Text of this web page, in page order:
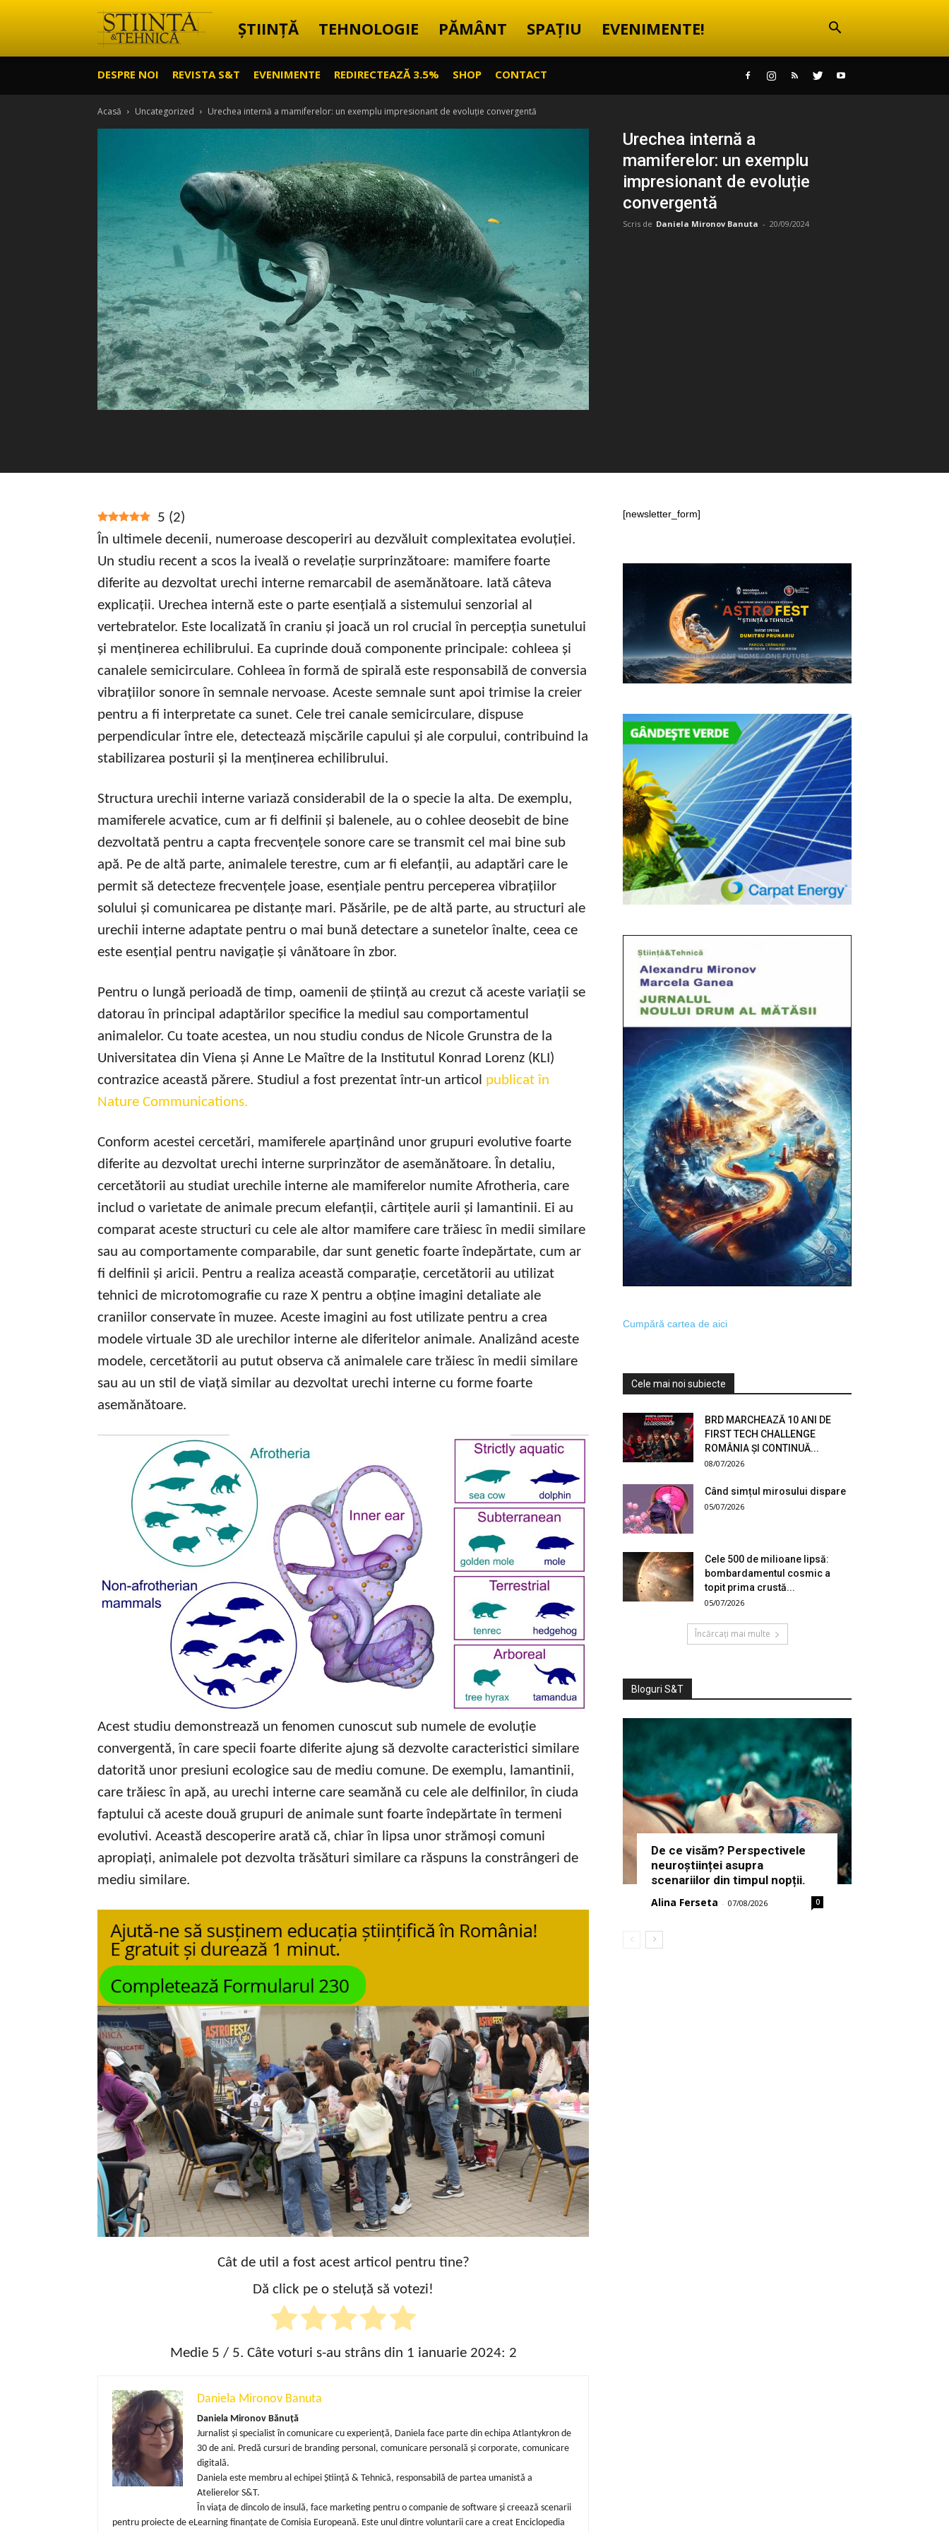
Știință
ȘTIINȚĂ TEHNOLOGIE PĂMÂNT SPAȚIU EVENIMENTE!
DESPRE NOI REVISTA S&T EVENIMENTE REDIRECTEAZĂ 3.5% SHOP CONTACT
Acasă Uncategorized Urechea internă a mamiferelor: un exemplu impresionant de evoluție convergentă
Urechea internă a
mamiferelor: un exemplu
impresionant de evoluție
convergentă
Scris de Daniela Mironov Banuta - 20/09/2024
5 (2)
În ultimele decenii, numeroase descoperiri au dezvăluit complexitatea evoluției.
Un studiu recent a scos la iveală o revelație surprinzătoare: mamifere foarte
diferite au dezvoltat urechi interne remarcabil de asemănătoare. Iată câteva
explicații. Urechea internă este o parte esențială a sistemului senzorial al
vertebratelor. Este localizată în craniu și joacă un rol crucial în percepția sunetului
și menținerea echilibrului. Ea cuprinde două componente principale: cohleea și
canalele semicirculare. Cohleea în formă de spirală este responsabilă de conversia
vibrațiilor sonore în semnale nervoase. Aceste semnale sunt apoi trimise la creier
pentru a fi interpretate ca sunet. Cele trei canale semicirculare, dispuse
perpendicular între ele, detectează mișcările capului și ale corpului, contribuind la
stabilizarea posturii și la menținerea echilibrului.
Structura urechii interne variază considerabil de la o specie la alta. De exemplu,
mamiferele acvatice, cum ar fi delfinii și balenele, au o cohlee deosebit de bine
dezvoltată pentru a capta frecvențele sonore care se transmit cel mai bine sub
apă. Pe de altă parte, animalele terestre, cum ar fi elefanții, au adaptări care le
permit să detecteze frecvențele joase, esențiale pentru perceperea vibrațiilor
solului și comunicarea pe distanțe mari. Păsările, pe de altă parte, au structuri ale
urechii interne adaptate pentru o mai bună detectare a sunetelor înalte, ceea ce
este esențial pentru navigație și vânătoare în zbor.
Pentru o lungă perioadă de timp, oamenii de știință au crezut că aceste variații se
datorau în principal adaptărilor specifice la mediul sau comportamentul
animalelor. Cu toate acestea, un nou studiu condus de Nicole Grunstra de la
Universitatea din Viena și Anne Le Maître de la Institutul Konrad Lorenz (KLI)
contrazice această părere. Studiul a fost prezentat într-un articol publicat în
Nature Communications.
Conform acestei cercetări, mamiferele aparținând unor grupuri evolutive foarte
diferite au dezvoltat urechi interne surprinzător de asemănătoare. În detaliu,
cercetătorii au studiat urechile interne ale mamiferelor numite Afrotheria, care
includ o varietate de animale precum elefanții, cârtițele aurii și lamantinii. Ei au
comparat aceste structuri cu cele ale altor mamifere care trăiesc în medii similare
sau au comportamente comparabile, dar sunt genetic foarte îndepărtate, cum ar
fi delfinii și aricii. Pentru a realiza această comparație, cercetătorii au utilizat
tehnici de microtomografie cu raze X pentru a obține imagini detaliate ale
craniilor conservate în muzee. Aceste imagini au fost utilizate pentru a crea
modele virtuale 3D ale urechilor interne ale diferitelor animale. Analizând aceste
modele, cercetătorii au putut observa că animalele care trăiesc în medii similare
sau au un stil de viață similar au dezvoltat urechi interne cu forme foarte
asemănătoare.
Acest studiu demonstrează un fenomen cunoscut sub numele de evoluție
convergentă, în care specii foarte diferite ajung să dezvolte caracteristici similare
datorită unor presiuni ecologice sau de mediu comune. De exemplu, lamantinii,
care trăiesc în apă, au urechi interne care seamănă cu cele ale delfinilor, în ciuda
faptului că aceste două grupuri de animale sunt foarte îndepărtate în termeni
evolutivi. Această descoperire arată că, chiar în lipsa unor strămoși comuni
apropiați, animalele pot dezvolta trăsături similare ca răspuns la constrângeri de
mediu similare.
Cât de util a fost acest articol pentru tine?
Dă click pe o steluță să votezi!
Medie 5 / 5. Câte voturi s-au strâns din 1 ianuarie 2024: 2
Daniela Mironov Banuta
Daniela Mironov Bănuță
Jurnalist și specialist în comunicare cu experiență, Daniela face parte din echipa Atlantykron de
30 de ani. Predă cursuri de branding personal, comunicare personală și corporate, comunicare
digitală.
Daniela este membru al echipei Știință & Tehnică, responsabilă de partea umanistă a
Atelierelor S&T.
În viața de dincolo de insulă, face marketing pentru o companie de software și creează scenarii
pentru proiecte de eLearning finanțate de Comisia Europeană. Este unul dintre voluntarii care a creat Enciclopedia
[newsletter_form]
Cumpără cartea de aici
Cele mai noi subiecte
BRD MARCHEAZĂ 10 ANI DE
FIRST TECH CHALLENGE
ROMÂNIA ȘI CONTINUĂ...
08/07/2026
Când simțul mirosului dispare
05/07/2026
Cele 500 de milioane lipsă:
bombardamentul cosmic a
topit prima crustă...
05/07/2026
Încărcați mai multe
Bloguri S&T
De ce visăm? Perspectivele
neuroștiinței asupra
scenariilor din timpul nopții.
Alina Ferseta - 07/08/2026 0